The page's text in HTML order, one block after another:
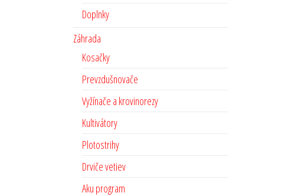
Doplnky
Záhrada
Kosačky
Prevzdušnovače
Vyžínače a krovinorezy
Kultivátory
Plotostrihy
Drviče vetiev
Aku program